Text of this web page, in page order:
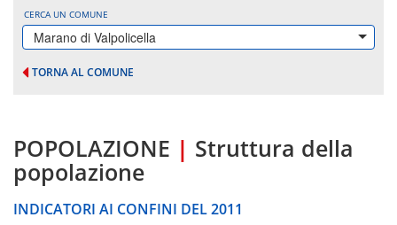
CERCA UN COMUNE
Marano di Valpolicella
TORNA AL COMUNE
POPOLAZIONE | Struttura della
popolazione
INDICATORI AI CONFINI DEL 2011